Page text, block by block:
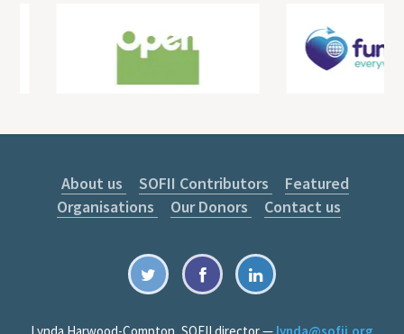
About us SOFII Contributors
Featured
Organisations
Our Donors Contact us